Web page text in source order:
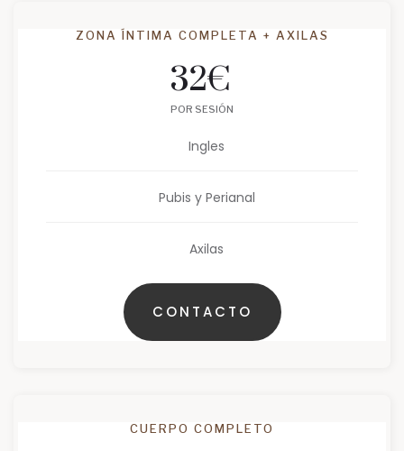
ZONA ÍNTIMA COMPLETA + AXILAS
32€
POR SESIÓN
Ingles
Pubis y Perianal
Axilas
CONTACTO
CUERPO COMPLETO